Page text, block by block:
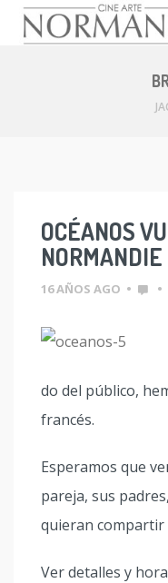
OCÉANOS
NORMANDIE
16 AÑOS AGO • •
do del público,
francés.
Esperamos que
pareja, sus
quieran compartir
Ver detalles y